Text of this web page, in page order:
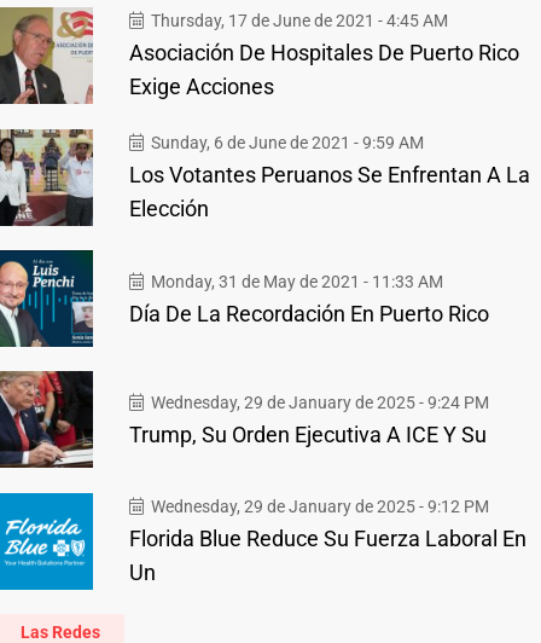
Thursday, 17 de June de 2021 - 4:45 AM
Asociación De Hospitales De Puerto Rico
Exige Acciones
Sunday, 6 de June de 2021 - 9:59 AM
Los Votantes Peruanos Se Enfrentan A La
Elección
Monday, 31 de May de 2021 - 11:33 AM
Día De La Recordación En Puerto Rico
Wednesday, 29 de January de 2025 - 9:24 PM
Trump, Su Orden Ejecutiva A ICE Y Su
Wednesday, 29 de January de 2025 - 9:12 PM
Florida Blue Reduce Su Fuerza Laboral En
Un
Las Redes